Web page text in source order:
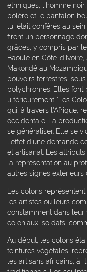
ethniques, l'homme
boléro et le pantalon
lui était conférés au
firent un personnage
grâces, y compris par
Baoule en Côte-d'Ivoire,
Makondé au
pouvoirs terrestres,
polychromes. Elles
ultérieurement " les
qui, à travers l'Afrique,
occidentale. La
se généraliser. Elle se
l'effet d'une demande
et artisanat. Les
la représentation au
autres signes extérieurs
Les colons
les artistes ou leurs
constamment dans leur
coloniaux, soldats,
Au début, les colons
teintures végétales,
les artisans africains, à